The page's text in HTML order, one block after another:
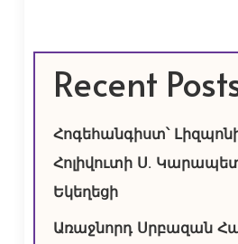
Recent
Հոգեհանգիստ՝
Հոլիվուտի Ս.
Եկեղեցի
Առաջնորդ Սրբազան